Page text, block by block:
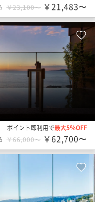
￥23,100〜 ￥21,483〜
ポイント即利用で最大5％OFF
￥66,000〜 ￥62,700〜